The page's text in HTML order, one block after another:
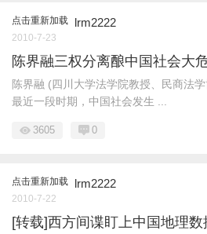
点击重新加载 lrm2222
2010-7-23
陈界融三权分离酿中国社会大
陈界融 (四川大学法学院教授、民商法
最近一段时期，中国社会发生 ...
3605 0
点击重新加载 lrm2222
2010-7-22
[转载]西方间谍盯上中国地理